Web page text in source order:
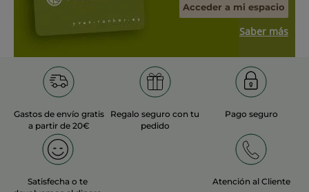
Acceder a mi espacio
Saber más
Gastos de envío gratis
a partir de 20€
Regalo seguro con tu
pedido
Pago seguro
Satisfecha o te
Atención al Cliente